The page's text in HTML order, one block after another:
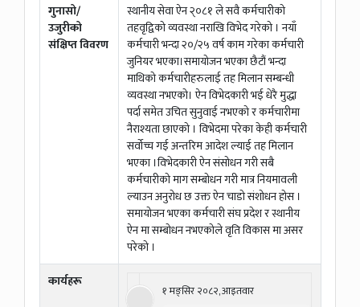
गुनासो/
उजुरीको
संक्षिप्त विवरण
स्थानीय सेवा ऐन २्०८१ ले सवै कर्मचारीको
तहवृद्विको व्यवस्था नराखि विभेद गरेको । नयाँ
कर्मचारी भन्दा २०/२५ वर्ष काम गरेका कर्मचारी
जुनियर भएका।समायोजन भएका छैटौं भन्दा
माथिको कर्मचारीहरुलाई तह मिलान सम्बन्धी
व्यवस्था नभएको। ऐन विभेदकारी भई धेरै मुद्धा
पर्दा समेत उचित सुनुवाई नभएको र कर्मचारीमा
नैराश्यता छाएको । विभेदमा परेका केही कर्मचारी
सर्वोच्च गई अन्तरिम आदेश ल्याई तह मिलान
भएका ।विभेदकारी ऐन संसोधन गरी सबै
कर्मचारीको माग सम्बोधन गरी मात्र नियमावली
ल्याउन अनुरोध छ उक्त ऐन चाडो संशोधन होस ।
समायोजन भएका कर्मचारी संघ प्रदेश र स्थानीय
ऐन मा सम्बोधन नभएकोले वृति विकास मा असर
परेको ।
कार्यहरू
१ मङ्सिर २०८२, आइतवार